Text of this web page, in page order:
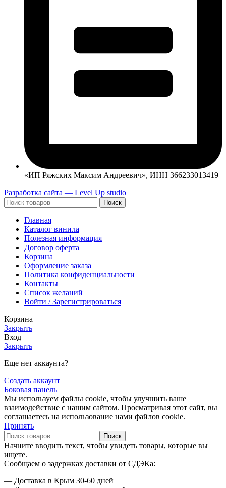
«ИП Ряжских Максим Андреевич», ИНН 366233013419
Разработка сайта — Level Up studio
Поиск
Главная
Каталог винила
Полезная информация
Договор оферта
Корзина
Оформление заказа
Политика конфиденциальности
Контакты
Список желаний
Войти / Зарегистрироваться
Корзина
Закрыть
Вход
Закрыть
Еще нет аккаунта?
Создать аккаунт
Боковая панель
Мы используем файлы cookie, чтобы улучшить ваше
взаимодействие с нашим сайтом. Просматривая этот сайт, вы
соглашаетесь на использование нами файлов cookie.
Принять
Поиск
Начните вводить текст, чтобы увидеть товары, которые вы
ищете.
Сообщаем о задержках доставки от СДЭКа:
— Доставка в Крым 30-60 дней